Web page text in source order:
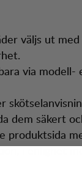
väljs ut
via modell-
dem säkert
produktsida
i enlighet